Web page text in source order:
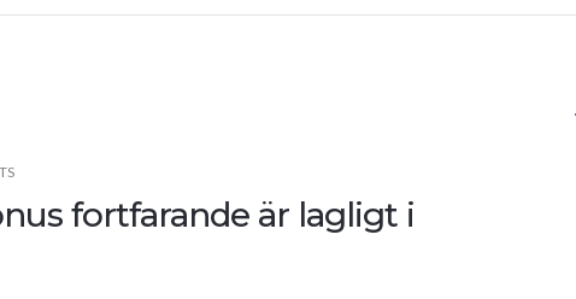
fortfarande är lagligt i